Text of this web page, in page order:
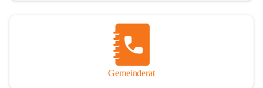
Gemeinderat